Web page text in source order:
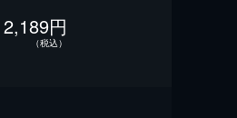
2,189円
（税込）